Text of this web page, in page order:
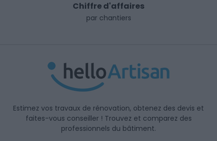
Chiffre d'affaires
par chantiers
Estimez vos travaux de rénovation, obtenez des devis et
faites-vous conseiller ! Trouvez et comparez des
professionnels du bâtiment.